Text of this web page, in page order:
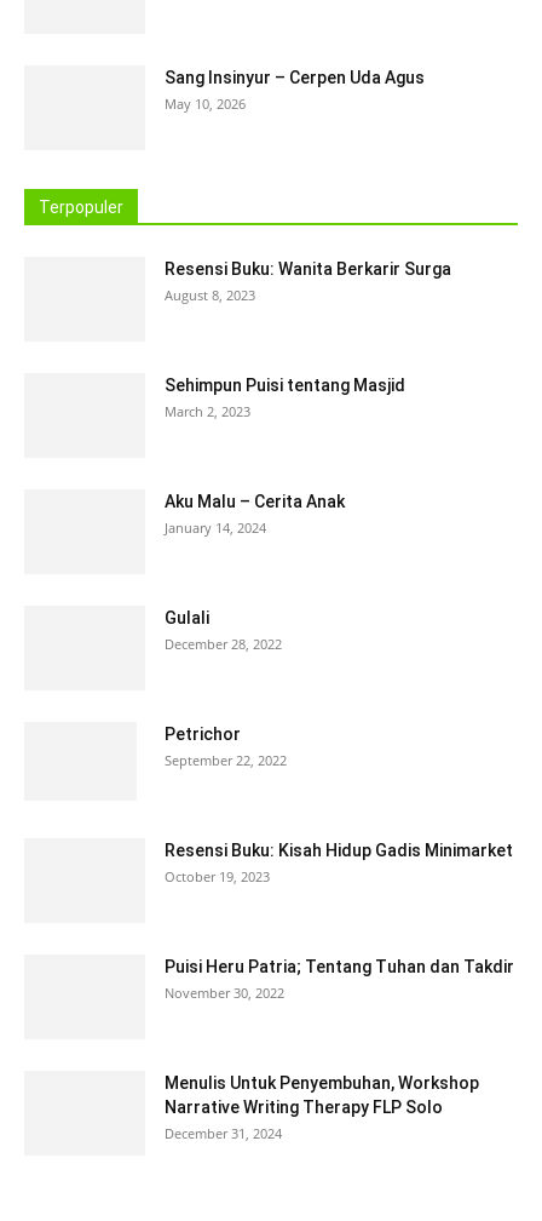
Sang Insinyur – Cerpen Uda Agus
May 10, 2026
Terpopuler
Resensi Buku: Wanita Berkarir Surga
August 8, 2023
Sehimpun Puisi tentang Masjid
March 2, 2023
Aku Malu – Cerita Anak
January 14, 2024
Gulali
December 28, 2022
Petrichor
September 22, 2022
Resensi Buku: Kisah Hidup Gadis Minimarket
October 19, 2023
Puisi Heru Patria; Tentang Tuhan dan Takdir
November 30, 2022
Menulis Untuk Penyembuhan, Workshop
Narrative Writing Therapy FLP Solo
December 31, 2024